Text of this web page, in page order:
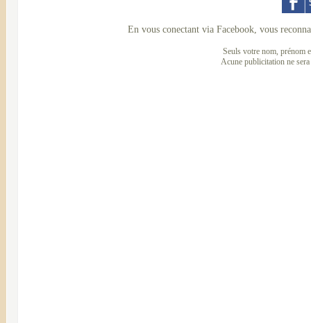
En vous conectant via Facebook, vous
Seuls votre nom, prénom
Acune publicitation ne